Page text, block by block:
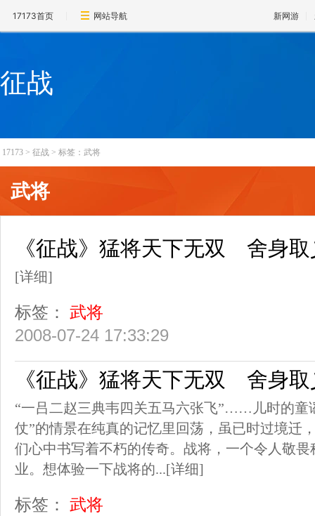
17173首页 网站导航 新网游
征战
17173 > 征战 > 标签：武将
武将
《征战》猛将天下无双 舍身
[详细]
标签：
武将
2008-07-24 17:33:29
《征战》猛将天下无双 舍身
“一吕二赵三典韦四关五马六张飞”……儿时的童
仗”的情景在纯真的记忆里回荡，虽已时过境迁
们心中书写着不朽的传奇。战将，一个令人敬
业。想体验一下战将的...[详细]
标签：
武将